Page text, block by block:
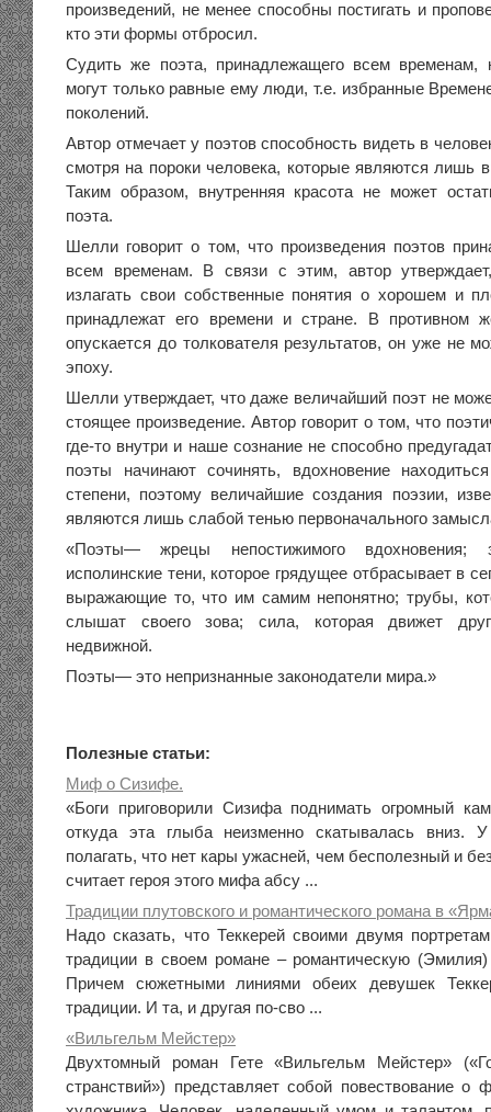
произведений, не менее способны постигать и
кто эти формы отбросил.
Судить же поэта, принадлежащего всем временам,
могут только равные ему люди, т.е. избранные
поколений.
Автор отмечает у поэтов способность видеть в
смотря на пороки человека, которые являются лишь
Таким образом, внутренняя красота не может
поэта.
Шелли говорит о том, что произведения поэтов
всем временам. В связи с этим, автор
излагать свои собственные понятия о хорошем и
принадлежат его времени и стране. В противном
опускается до толкователя результатов, он уже не
эпоху.
Шелли утверждает, что даже величайший поэт не
стоящее произведение. Автор говорит о том, что
где-то внутри и наше сознание не способно
поэты начинают сочинять, вдохновение
степени, поэтому величайшие создания поэзии,
являются лишь слабой тенью первоначального
«Поэты— жрецы непостижимого вдохновения;
исполинские тени, которое грядущее отбрасывает в
выражающие то, что им самим непонятно; трубы,
слышат своего зова; сила, которая движет
недвижной.
Поэты— это непризнанные законодатели мира.»
Полезные статьи:
Миф о Сизифе.
«Боги приговорили Сизифа поднимать огромный
откуда эта глыба неизменно скатывалась вниз.
полагать, что нет кары ужасней, чем бесполезный и
считает героя этого мифа абсу ...
Традиции плутовского и романтического романа в
Надо сказать, что Теккерей своими двумя
традиции в своем романе – романтическую
Причем сюжетными линиями обеих девушек
традиции. И та, и другая по-сво ...
«Вильгельм Мейстер»
Двухтомный роман Гете «Вильгельм Мейстер»
странствий») представляет собой повествование о